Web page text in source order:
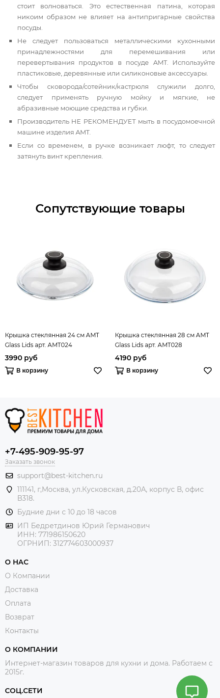
стоит волноваться. Это естественная патина, которая
никоим образом не влияет на антипригарные свойства
посуды.
Не следует пользоваться металлическими кухонными
принадлежностями для перемешивания или
перевертывания продуктов в посуде AMT. Используйте
пластиковые, деревянные или силиконовые аксессуары.
Чтобы сковорода/сотейник/кастрюля служили долго,
следует применять ручную мойку и мягкие, не
абразивные моющие средства и губки.
Производитель НЕ РЕКОМЕНДУЕТ мыть в посудомоечной
машине изделия AMT.
Если со временем, в ручке возникает люфт, то следует
затянуть винт крепления.
Сопутствующие товары
Крышка стеклянная 24 см AMT
Glass Lids арт. AMT024
3990 руб
В корзину
Крышка стеклянная 28 см AMT
Glass Lids арт. AMT028
4190 руб
В корзину
+7-495-909-95-97
Заказать звонок
support@best-kitchen.ru
111141, г,Москва, ул.Кусковская, д.20А, корпус В, офис
В318.
Будние дни с 10 до 18 часов
ИП Бедретдинов Юрий Германович
ИНН: 771986150620
ОГРНИП: 312774603000937
О НАС
О Компании
Доставка
Оплата
Возврат
Контакты
О КОМПАНИИ
Интернет-магазин товаров для кухни и дома. Работаем с
2015г.
СОЦ.СЕТИ